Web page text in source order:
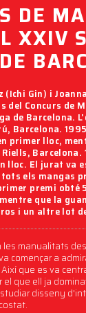
DE
XXIV
(Ichi Gin) i
del Concurs de
de Barcelona.
Barcelona.
primer lloc,
Barcelona.
lloc. El jurat va
els mangas
premi obté
que la
i un altre lot
les manualitats
començar a
que es va
que ell ja
disseny